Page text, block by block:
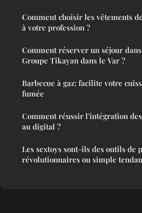
Comment choisir les vêtements
à votre profession ?
Comment réserver un séjour
Groupe Tikayan dans le Var ?
Barbecue à gaz: facilite votre
fumée
Comment réussir l'intégration
au digital ?
Les sextoys sont-ils des outils de
révolutionnaires ou simple